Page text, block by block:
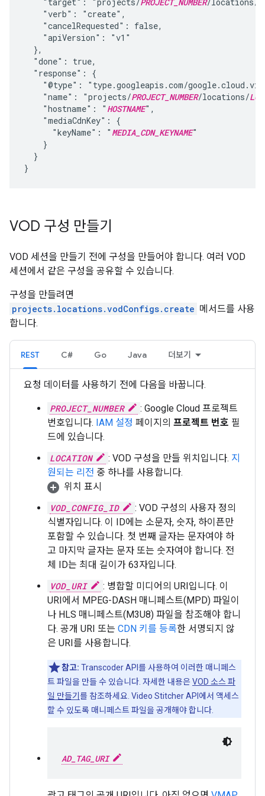
    "verb": "create",
    "cancelRequested": false,
    "apiVersion": "v1"
  },
  "done": true,
  "response": {
"@type": "type.googleapis.com/
    "name": "projects/
PROJECT_NUMBER/locations/
    "hostname": "
HOSTNAME",
    "mediaCdnKey": {
      "keyName": "
MEDIA_CDN_KEYNAME"
    }
  }
VOD 구성 만들기
VOD 세션을 만들기 전에 구성을 만들어야 합니다. 여러 VOD
세션에서 같은 구성을 공유할 수 있습니다.
구성을 만들려면
projects.locations.vodConfigs.create 메서드를 사용
합니다.
REST C# Go Java 더보기
요청 데이터를 사용하기 전에 다음을 바꿉니다.
PROJECT_NUMBER
: Google Cloud 프로젝트
번호입니다. IAM 설정 페이지의 프로젝트 번호 필
드에 있습니다.
LOCATION
: VOD 구성을 만들 위치입니다. 지
원되는 리전 중 하나를 사용합니다.
위치 표시
VOD_CONFIG_ID
: VOD 구성의 사용자 정의
식별자입니다. 이 ID에는 소문자, 숫자, 하이픈만
포함할 수 있습니다. 첫 번째 글자는 문자여야 하
고 마지막 글자는 문자 또는 숫자여야 합니다. 전
체 ID는 최대 길이가 63자입니다.
VOD_URI
: 병합할 미디어의 URI입니다. 이
URI에서 MPEG-DASH 매니페스트(MPD) 파일이
나 HLS 매니페스트(M3U8) 파일을 참조해야 합니
다. 공개 URI 또는 CDN 키를 등록한 서명되지 않
은 URI를 사용합니다.
참고: Transcoder API를 사용하여 이러한 매니페스
트 파일을 만들 수 있습니다. 자세한 내용은VOD 소스 파
일 만들기 를 참조하세요. Video Stitcher API에서 액세스
할 수 있도록 매니페스트 파일을 공개해야 합니다.
AD_TAG_URI